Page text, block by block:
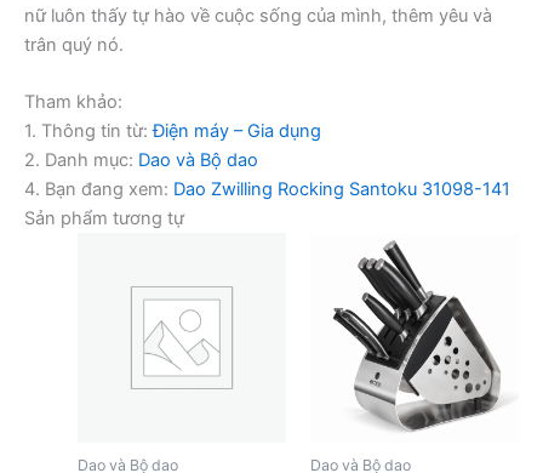
nữ luôn thấy tự hào về cuộc sống của mình, thêm yêu và
trân quý nó.
Tham khảo:
1. Thông tin từ:Điện máy – Gia dụng
2. Danh mục: Dao và Bộ dao
4. Bạn đang xem: Dao Zwilling Rocking Santoku 31098-141
Sản phẩm tương tự
Dao và Bộ dao Dao và Bộ dao